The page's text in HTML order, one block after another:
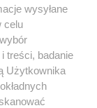
HOSTING
KONTAKT
wysyłane
celu
treści, badanie
Użytkownika